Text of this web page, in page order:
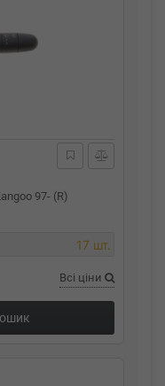
97- (R)
17 шт.
Всі ціни